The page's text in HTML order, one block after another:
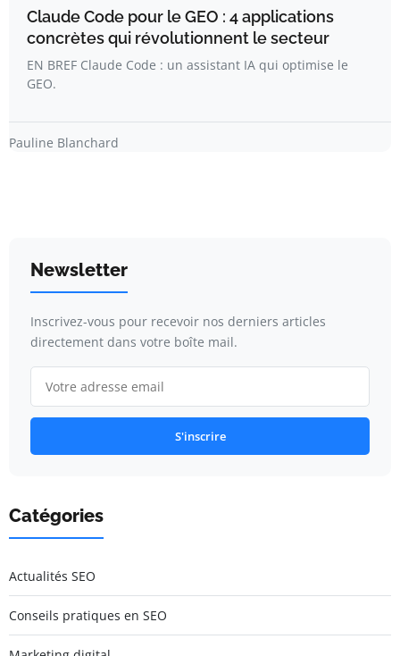
Claude Code pour le GEO : 4 applications
concrètes qui révolutionnent le secteur
EN BREF Claude Code : un assistant IA qui optimise le
GEO.
Pauline Blanchard
Newsletter
Inscrivez-vous pour recevoir nos derniers articles
directement dans votre boîte mail.
S'inscrire
Catégories
Actualités SEO
Conseils pratiques en SEO